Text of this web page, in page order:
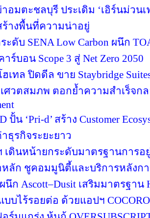
าอมตะชลบุรี ประเดิม ‘เอิร์นม่วนเ
ร้างพื้นที่ความน่าอยู่
ะดับ SENA Low Carbon ผนึก
ร์บอน Scope 3 สู่ Net Zero 2050
เทล ปิดดีล ขาย Staybridge
ศวตสมภพ ตอกย้ำความสำเร็จกล
ปั้น ‘Pri-d’ สร้าง Customer
ธุรกิจระยะยาว
ดินหน้ายกระดับมาตรฐานการอยู่
หลัก ชูคอมมูนิตี้และบริการหลังกา
นึก Ascott–Dusit เสริมมาตรฐา
บบไร้รอยต่อ ด้วยแอปฯ COCORO